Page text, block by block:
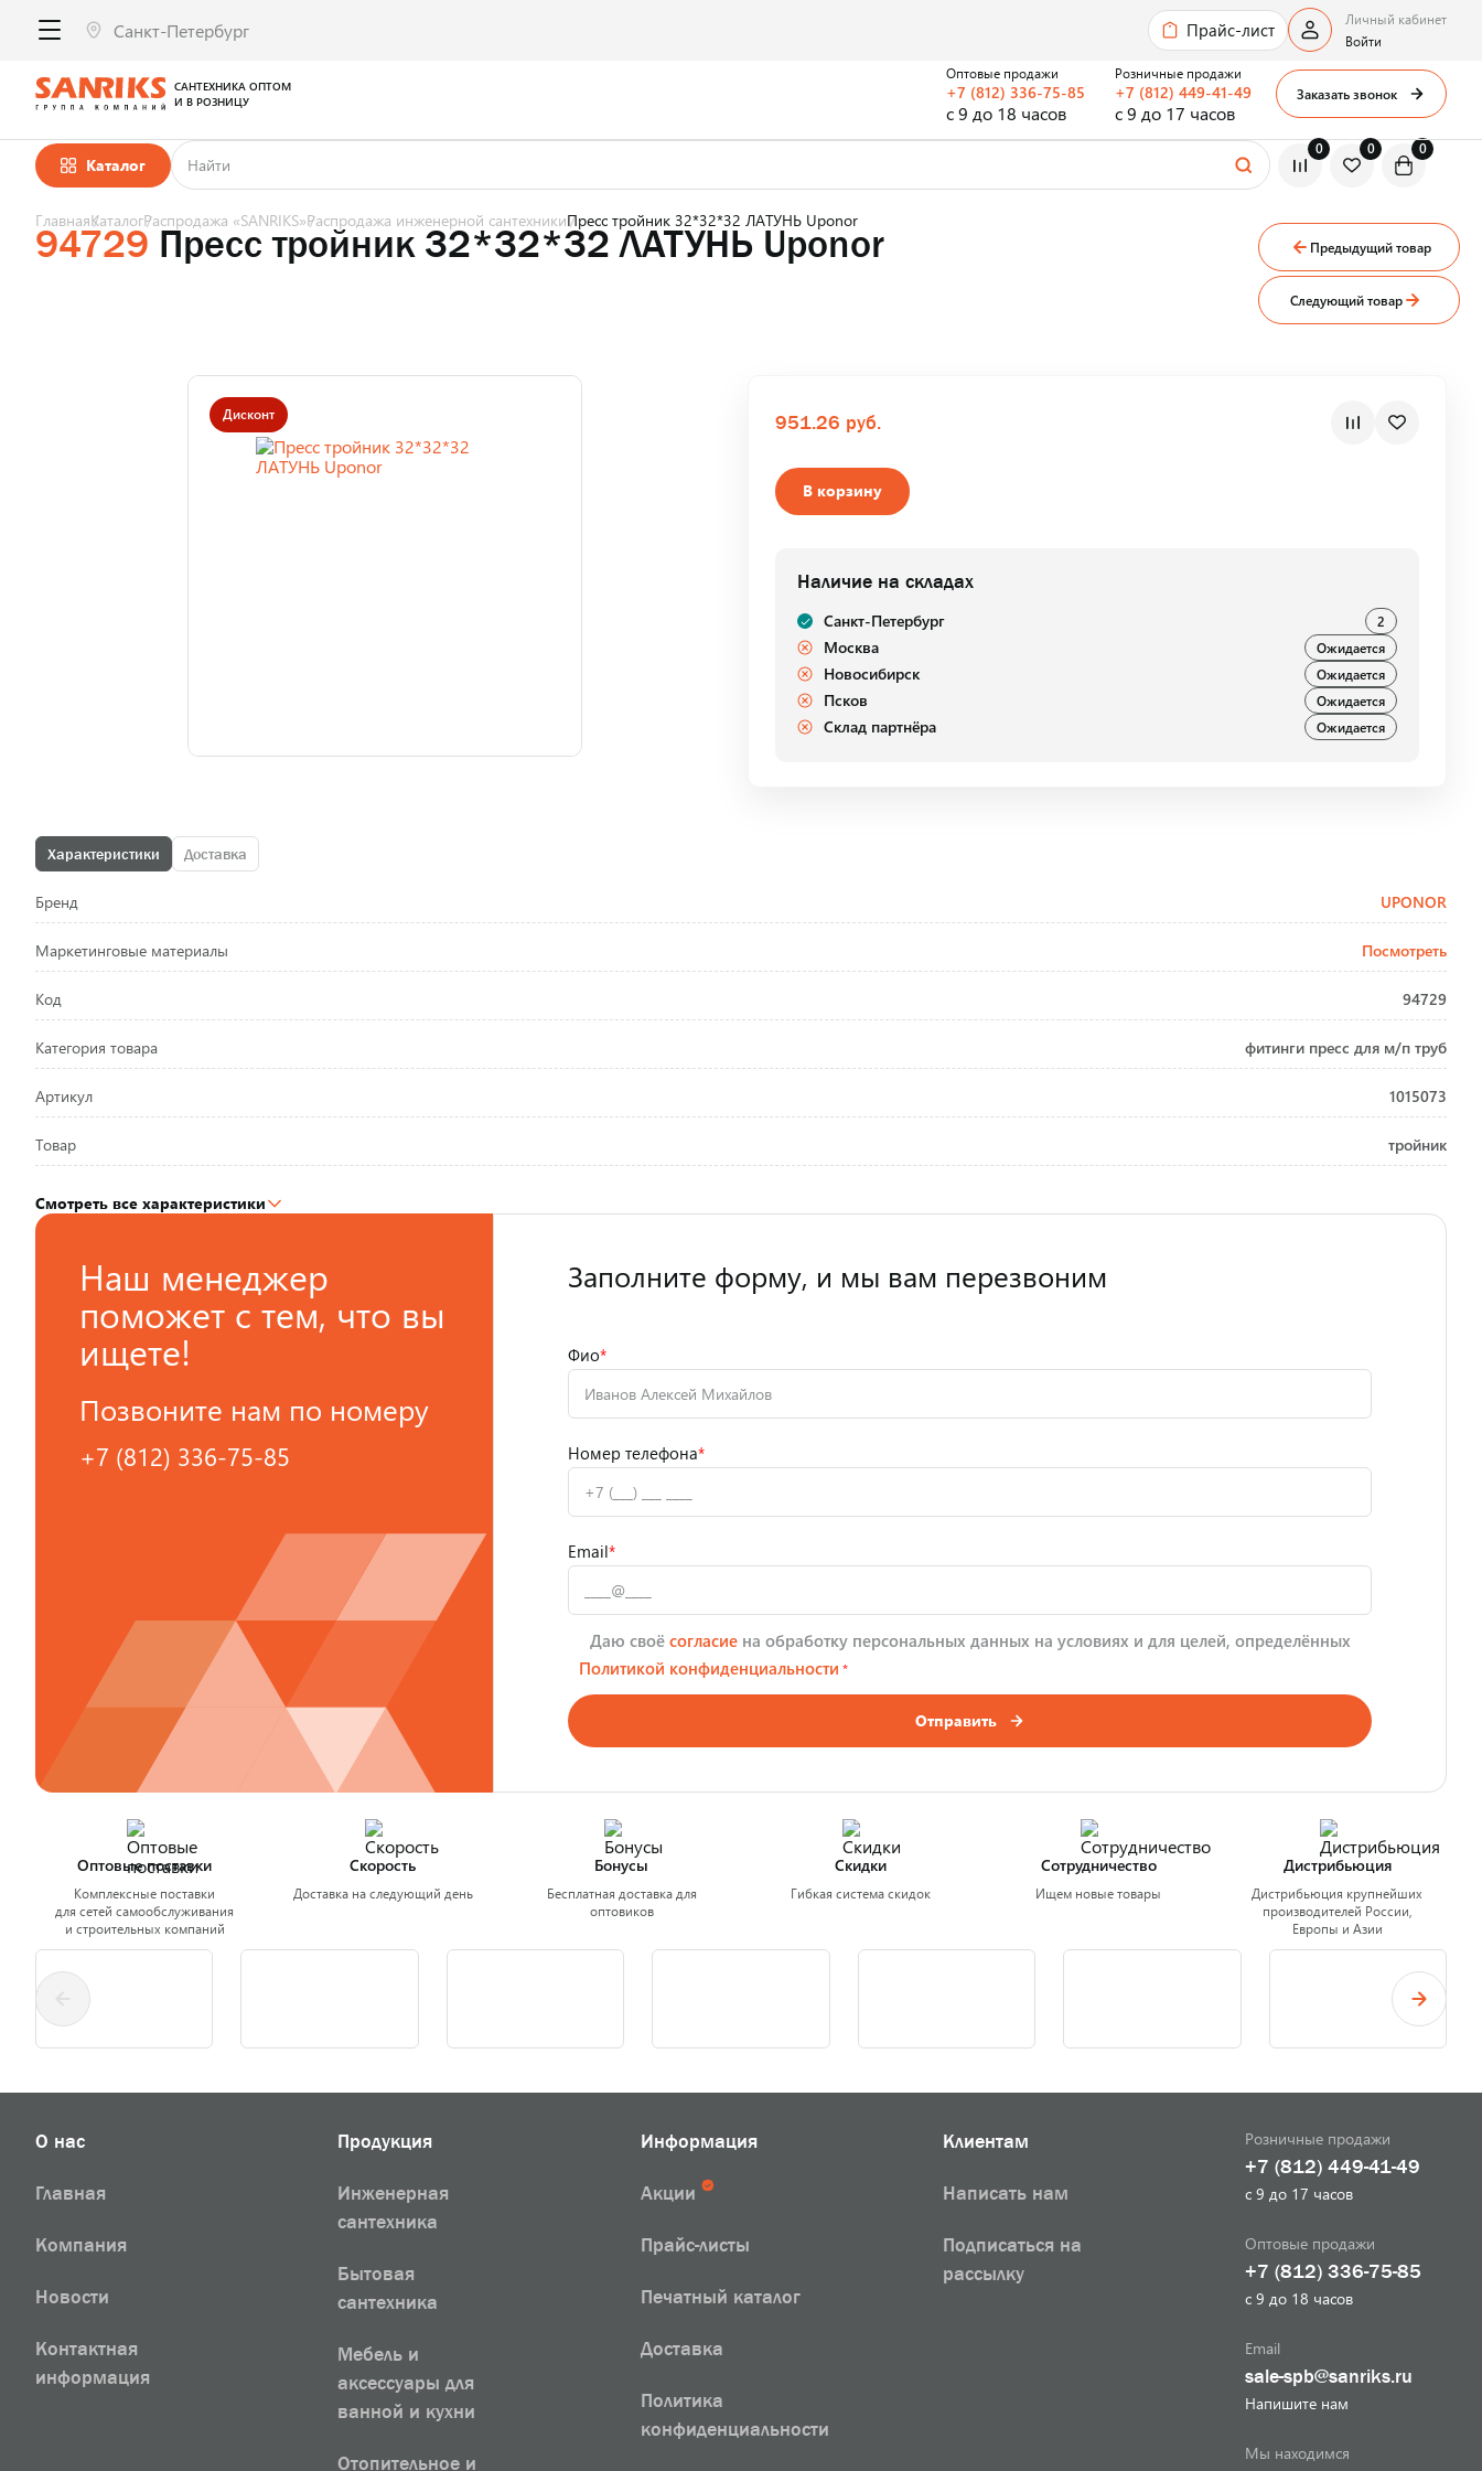
Прайс-лист
Каталог
0 0 0
САНТЕХНИКА ОПТОМ
И В РОЗНИЦУ
Оптовые продажи
+7 (812) 336-75-85
с 9 до 18 часов
Розничные продажи
+7 (812) 449-41-49
с 9 до 17 часов
Заказать звонок
Личный кабинет
Войти
ГлавнаяКаталогРаспродажа «SANRIKS»Распродажа инженерной сантехникиПресс тройник 32*32*32 ЛАТУНЬ Uponor
94729 Пресс тройник 32*32*32 ЛАТУНЬ Uponor
Дисконт
Характеристики Доставка
Бренд UPONOR
Маркетинговые материалы Посмотреть
Код 94729
Категория товара фитинги пресс для м/п труб
Артикул 1015073
Товар тройник
Смотреть все характеристики
951.26 руб.
В корзину
Наличие на складах
Санкт-Петербург 2
Москва Ожидается
Новосибирск Ожидается
Псков Ожидается
Склад партнёра Ожидается
Предыдущий товар
Следующий товар
Наш менеджер
поможет с тем, что вы
ищете!
Позвоните нам по номеру
+7 (812) 336-75-85
Заполните форму, и мы вам перезвоним
Фио*
Номер телефона*
Email*
Даю своё согласие на обработку персональных данных на условиях и для целей, определённых
Политикой конфиденциальности *
Отправить
Оптовые поставки
Комплексные поставки
для сетей самообслуживания
и строительных компаний
Скорость
Доставка на следующий день
Бонусы
Бесплатная доставка для
оптовиков
Скидки
Гибкая система скидок
Сотрудничество
Ищем новые товары
Дистрибьюция
Дистрибьюция крупнейших
производителей России,
Европы и Азии
О нас
Главная
Компания
Новости
Контактная
информация
Продукция
Инженерная
сантехника
Бытовая
сантехника
Мебель и
аксессуары для
ванной и кухни
Отопительное и
Информация
Акции
Прайс-листы
Печатный каталог
Доставка
Политика
конфиденциальности
Клиентам
Написать нам
Подписаться на
рассылку
Розничные продажи
+7 (812) 449-41-49
с 9 до 17 часов
Оптовые продажи
+7 (812) 336-75-85
с 9 до 18 часов
Email
sale-spb@sanriks.ru
Напишите нам
Мы находимся